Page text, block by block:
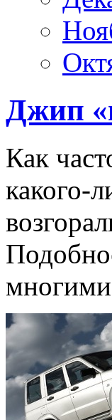
Джип
Как
какого-